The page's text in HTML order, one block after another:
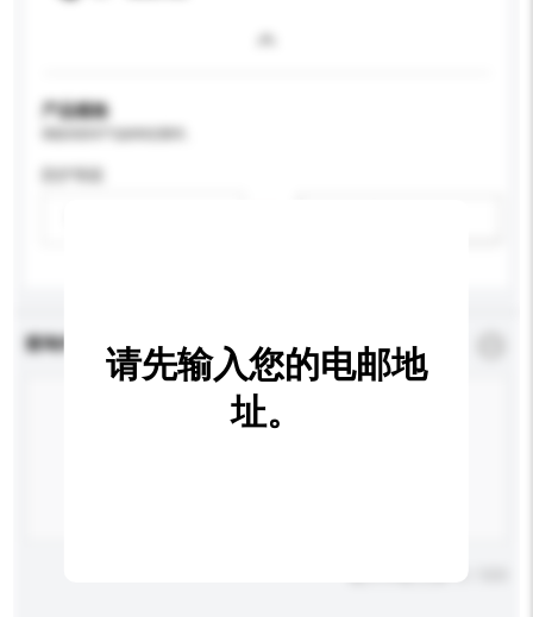
产品规格
查询内容 *必须填写
请先输入您的电邮地
址。